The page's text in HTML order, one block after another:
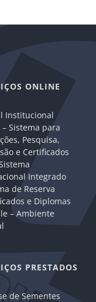
ONLINE
Institucional
– Sistema para
Pesquisa,
e Certificados
Integrado
de Reserva
e Diplomas
– Ambiente
PRESTADOS
de Sementes